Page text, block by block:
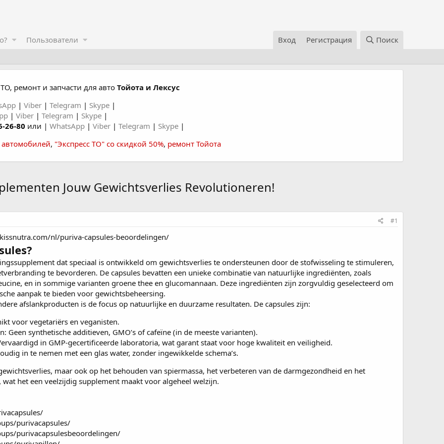
Пользователи Вход Регистрация Поиск
ремонт и запчасти для автоТойота и Лексус
| Viber | Telegram | Skype |
| Viber | Telegram | Skype |
26-80 или | WhatsApp | Viber | Telegram | Skype |
автомобилей, "Экспресс ТО" со скидкой 50%, ремонт Тойота
Jouw Gewichtsverlies Revolutioneren!
#1
nl/puriva-capsules-beoordelingen/
dat speciaal is ontwikkeld om gewichtsverlies te ondersteunen door de stofwisseling te stimuleren,
te bevorderen. De capsules bevatten een unieke combinatie van natuurlijke ingrediënten, zoals
en in sommige varianten groene thee en glucomannaan. Deze ingrediënten zijn zorgvuldig geselecteerd om
aanpak te bieden voor gewichtsbeheersing.
afslankproducten is de focus op natuurlijke en duurzame resultaten. De capsules zijn:
voor vegetariërs en veganisten.
Geen synthetische additieven, GMO’s of cafeïne (in de meeste varianten).
in GMP-gecertificeerde laboratoria, wat garant staat voor hoge kwaliteit en veiligheid.
in te nemen met een glas water, zonder ingewikkelde schema’s.
maar ook op het behouden van spiermassa, het verbeteren van de darmgezondheid en het
het een veelzijdig supplement maakt voor algeheel welzijn.
purivacapsules/
purivacapsulesbeoordelingen/